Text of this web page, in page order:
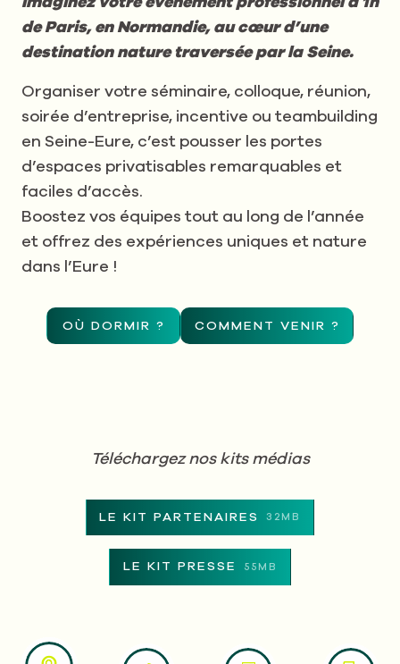
de Paris, en Normandie, au cœur d’une
destination nature traversée par la Seine.
Organiser votre séminaire, colloque, réunion,
soirée d’entreprise, incentive ou teambuilding
en Seine-Eure, c’est pousser les portes
d’espaces privatisables remarquables et
faciles d’accès.
Boostez vos équipes tout au long de l’année
et offrez des expériences uniques et nature
dans l’Eure !
OÙ DORMIR ? COMMENT VENIR ?
Téléchargez nos kits médias
LE KIT PARTENAIRES 32MB
LE KIT PRESSE 55MB